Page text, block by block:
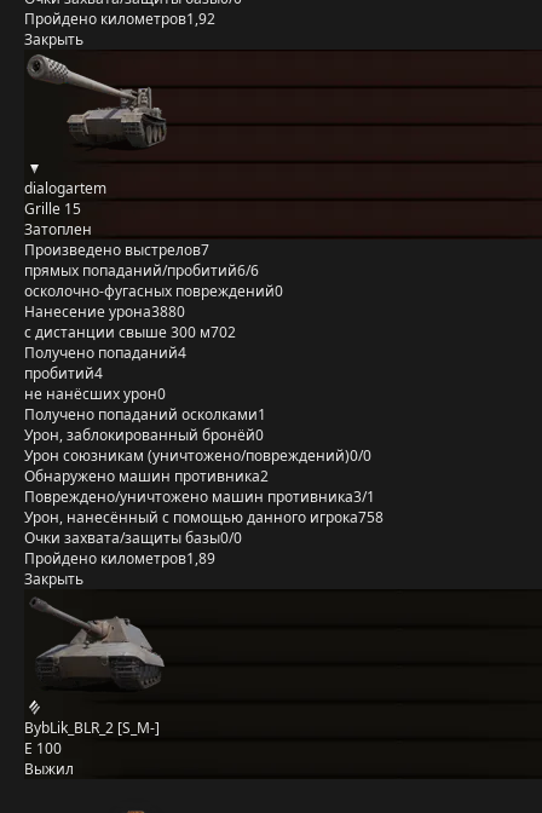
Пройдено километров1,92
Закрыть
dialogartem
Grille 15
Затоплен
Произведено выстрелов7
прямых попаданий/пробитий6/6
осколочно-фугасных повреждений0
Нанесение урона3880
с дистанции свыше 300 м702
Получено попаданий4
пробитий4
не нанёсших урон0
Получено попаданий осколками1
Урон, заблокированный бронёй0
Урон союзникам (уничтожено/повреждений)0/0
Обнаружено машин противника2
Повреждено/уничтожено машин противника3/1
Урон, нанесённый с помощью данного игрока758
Очки захвата/защиты базы0/0
Пройдено километров1,89
Закрыть
BybLik_BLR_2 [S_M-]
E 100
Выжил